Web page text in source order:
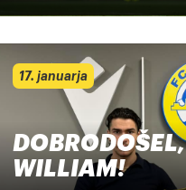
17. januarja
DOBRODOŠEL,
WILLIAM!